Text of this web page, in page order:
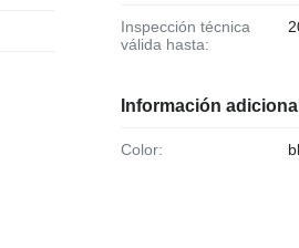
Inspección técnica
válida hasta:
Información adicional
Color: